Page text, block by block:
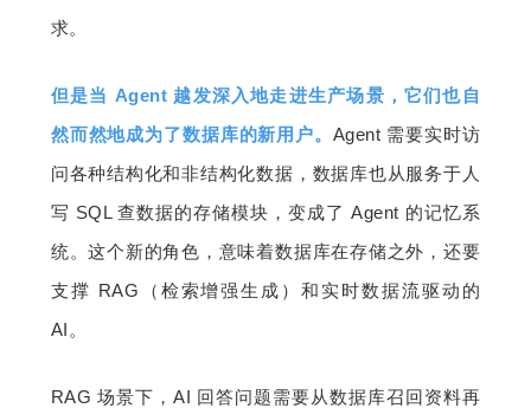
专
题
爱
求。
但是当 Agent 越发深入地走进生产场景，它们也自
然而然地成为了数据库的新用户。 Agent 需要实时访
问各种结构化和非结构化数据，数据库也从服务于人
写 SQL 查数据的存储模块，变成了 Agent 的记忆系
统。这个新的角色，意味着数据库在存储之外，还要
支撑 RAG（检索增强生成）和实时数据流驱动的
AI。
RAG 场景下，AI 回答问题需要从数据库召回资料再